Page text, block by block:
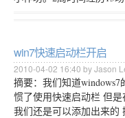
win7快速启动栏开启
2010-04-02 16:40 by Jason
摘要：我们知道
惯了使用快速启动栏 但
我们还是可以添加出来的